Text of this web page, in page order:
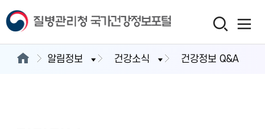
알림정보 건강소식 건강정보 Q&A